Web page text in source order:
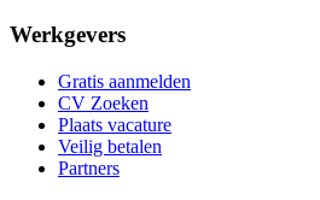
Werkgevers
Gratis aanmelden
CV Zoeken
Plaats vacature
Veilig betalen
Partners